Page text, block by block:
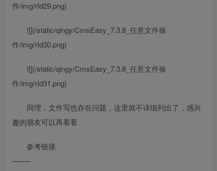
作/img/rId29.png)
![](/static/qingy/CmsEasy_7.3.8_任意文件操
作/img/rId30.png)
![](/static/qingy/CmsEasy_7.3.8_任意文件操
作/img/rId31.png)
同理，文件写也存在问题，这里就不详细列出了，感兴
趣的朋友可以再看看
参考链接
——–